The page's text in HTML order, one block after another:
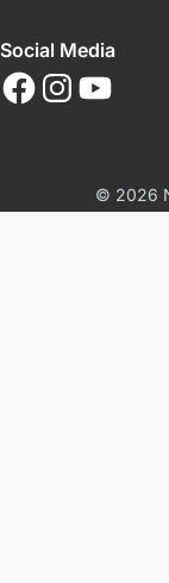
Social Media
© 2026